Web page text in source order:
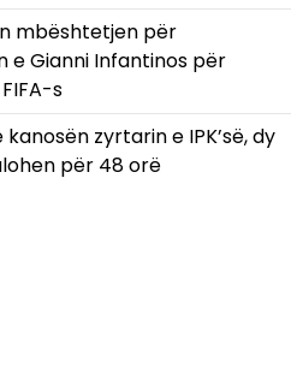
mbështetjen për
e Gianni Infantinos për
s
zyrtarin e IPK’së, dy
për 48 orë